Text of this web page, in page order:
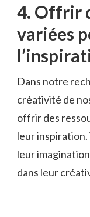
4. Offrir‍
variées
Dans notre
⁢créativité de‌
offrir des
leur⁤
leur
dans leur